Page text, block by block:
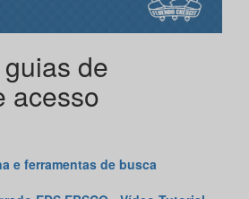
de
acesso
e ferramentas de busca